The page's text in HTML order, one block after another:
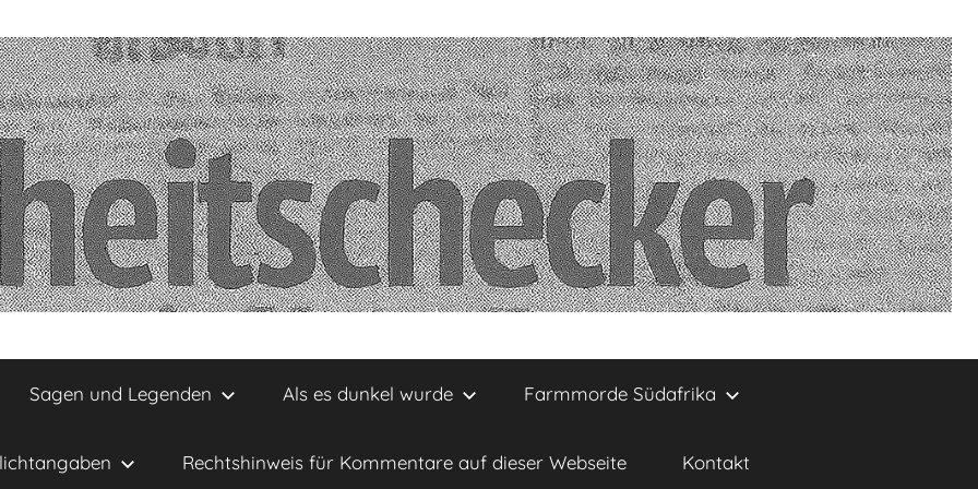
Sagen und Legenden Als es dunkel wurde Farmmorde Südafrika
Rechtshinweis für Kommentare auf dieser Webseite Kontakt